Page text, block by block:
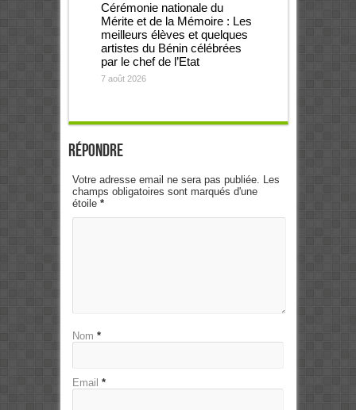
Cérémonie nationale du
Mérite et de la Mémoire : Les
meilleurs élèves et quelques
artistes du Bénin célébrées
par le chef de l’Etat
7 août 2026
Répondre
Votre adresse email ne sera pas publiée. Les
champs obligatoires sont marqués d'une
étoile *
Nom *
Email *